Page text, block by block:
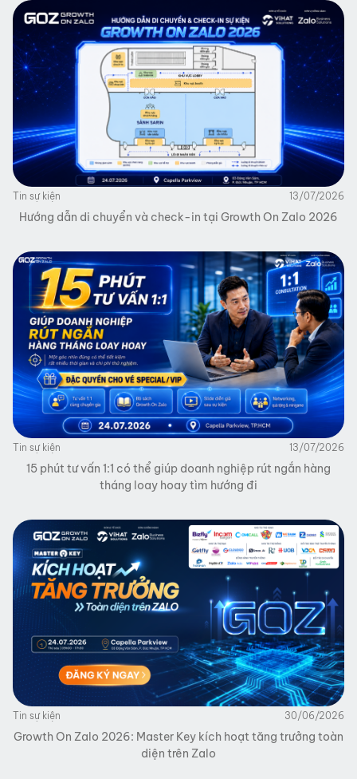
Tin sự kiện 13/07/2026
Hướng dẫn di chuyển và check-in tại Growth On Zalo 2026
Tin sự kiện 13/07/2026
15 phút tư vấn 1:1 có thể giúp doanh nghiệp rút ngắn hàng
tháng loay hoay tìm hướng đi
Tin sự kiện 30/06/2026
Growth On Zalo 2026: Master Key kích hoạt tăng trưởng toàn
diện trên Zalo